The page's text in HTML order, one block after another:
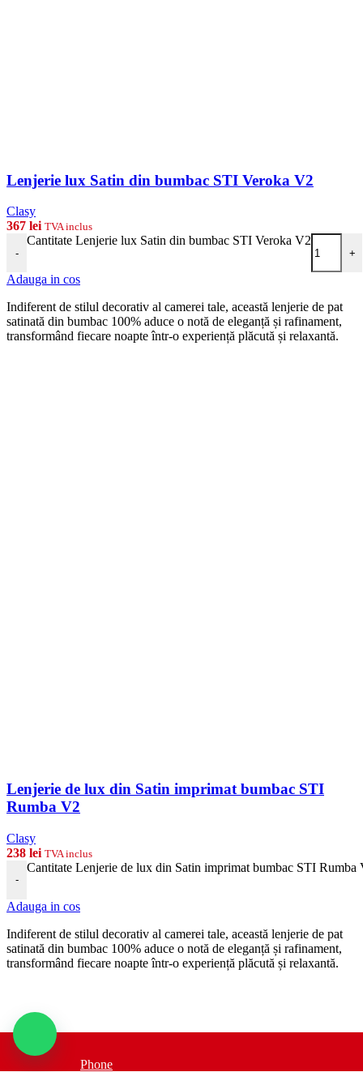
Lenjerie lux Satin din bumbac STI Veroka V2
Clasy
367 lei TVA inclus
-
Cantitate Lenjerie lux Satin din bumbac STI Veroka V2
+
Adauga in cos
Indiferent de stilul decorativ al camerei tale, această lenjerie de pat
satinată din bumbac 100% aduce o notă de eleganță și rafinament,
transformând fiecare noapte într-o experiență plăcută și relaxantă.
Lenjerie de lux din Satin imprimat bumbac STI
Rumba V2
Clasy
238 lei TVA inclus
-
Cantitate Lenjerie de lux din Satin imprimat bumbac STI Rumba
Adauga in cos
Indiferent de stilul decorativ al camerei tale, această lenjerie de pat
satinată din bumbac 100% aduce o notă de eleganță și rafinament,
transformând fiecare noapte într-o experiență plăcută și relaxantă.
Phone